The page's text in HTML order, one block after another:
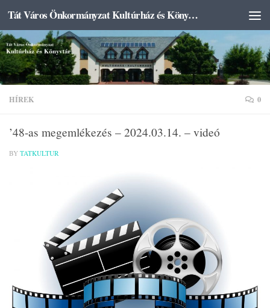
Skip to content Tát Város Önkormányzat Kultúrház és Könyvtár
HÍREK 0
’48-as megemlékezés – 2024.03.14. – videó
BY TATKULTUR